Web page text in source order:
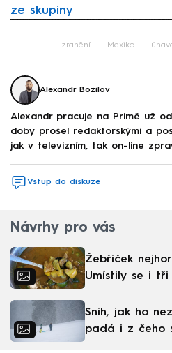
ze skupiny
zranění Mexiko
Alexandr Božilov
Alexandr pracuje na Primě už
doby prošel redaktorskými a
jak v televizním, tak on-line
Vstup do diskuze
Návrhy pro vás
Žebříček
Umístily se i tři
Sníh, jak ho
padá i z čeho